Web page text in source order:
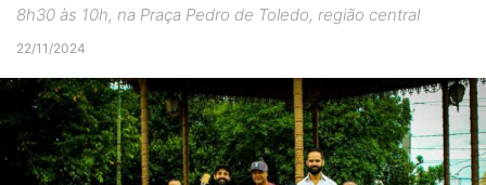
8h30 às 10h, na Praça Pedro de Toledo, região central
22/11/2024